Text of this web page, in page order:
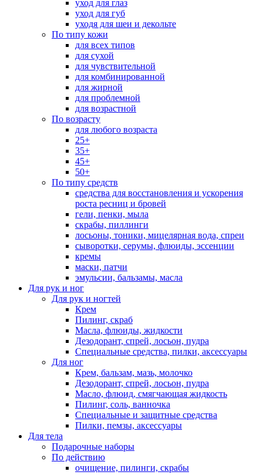
уход для глаз
уход для губ
уходя для шеи и декольте
По типу кожи
для всех типов
для сухой
для чувствительной
для комбинированной
для жирной
для проблемной
для возрастной
По возрасту
для любого возраста
25+
35+
45+
50+
По типу средств
средства для восстановления и ускорения
роста ресниц и бровей
гели, пенки, мыла
скрабы, пиллинги
лосьоны, тоники, мицелярная вода, спреи
сыворотки, серумы, флюиды, эссенции
кремы
маски, патчи
эмульсии, бальзамы, масла
Для рук и ног
Для рук и ногтей
Крем
Пилинг, скраб
Масла, флюиды, жидкости
Дезодорант, спрей, лосьон, пудра
Специальные средства, пилки, аксессуары
Для ног
Крем, бальзам, мазь, молочко
Дезодорант, спрей, лосьон, пудра
Масло, флюид, смягчающая жидкость
Пилинг, соль, ванночка
Специальные и защитные средства
Пилки, пемзы, аксессуары
Для тела
Подарочные наборы
По действию
очищение, пилинги, скрабы